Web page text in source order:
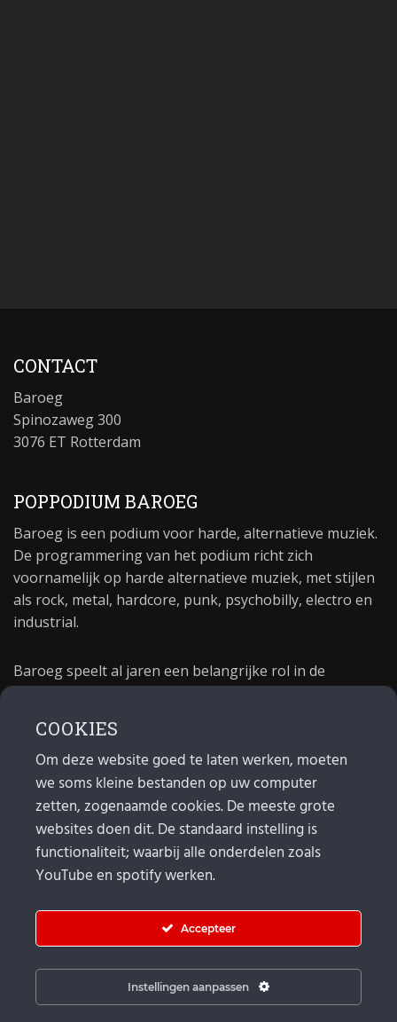
CONTACT
Baroeg
Spinozaweg 300
3076 ET Rotterdam
POPPODIUM BAROEG
Baroeg is een podium voor harde, alternatieve muziek.
De programmering van het podium richt zich
voornamelijk op harde alternatieve muziek, met stijlen
als rock, metal, hardcore, punk, psychobilly, electro en
industrial.
Baroeg speelt al jaren een belangrijke rol in de
poppodium 40 jaar.
MAIL
Algemeen: info@baroeg.nl
Bands & boeking: leon@baroeg.nl
Promotie & publiciteit: francis@baroeg.nl
COOKIES
Om deze website goed te laten werken, moeten
we soms kleine bestanden op uw computer
zetten, zogenaamde cookies. De meeste grote
websites doen dit. De standaard instelling is
functionaliteit; waarbij alle onderdelen zoals
YouTube en spotify werken.
Accepteer
Instellingen aanpassen